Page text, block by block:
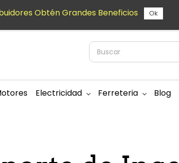
Electricidad Ferreteria Blog
Obtén Grandes Beneficios Ok